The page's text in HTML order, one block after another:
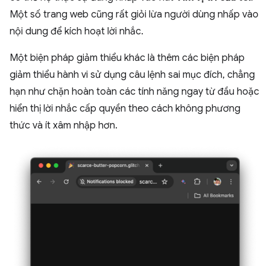
Một số trang web cũng rất giỏi lừa người dùng nhấp vào
nội dung để kích hoạt lời nhắc.
Một biện pháp giảm thiểu khác là thêm các biện pháp
giảm thiểu hành vi sử dụng câu lệnh sai mục đích, chẳng
hạn như chặn hoàn toàn các tính năng ngay từ đầu hoặc
hiển thị lời nhắc cấp quyền theo cách không phương
thức và ít xâm nhập hơn.